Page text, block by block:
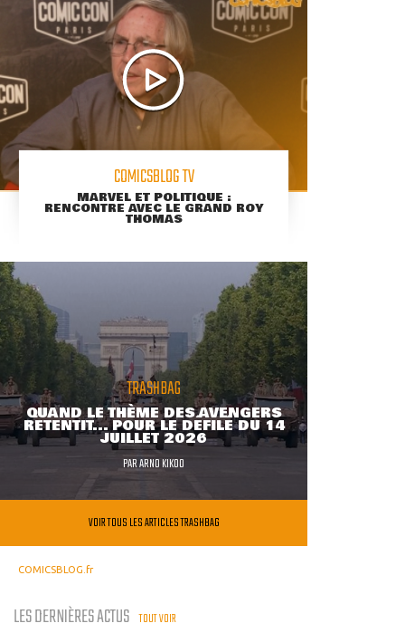
COMICSBLOG TV
MARVEL ET POLITIQUE :
RENCONTRE AVEC LE GRAND ROY
THOMAS
TRASHBAG
QUAND LE THÈME DES AVENGERS
RETENTIT... POUR LE DÉFILÉ DU 14
JUILLET 2026
PARARNO KIKOO
VOIR TOUS LES ARTICLES TRASHBAG
COMICSBLOG.fr
LES DERNIÈRES ACTUS TOUT VOIR